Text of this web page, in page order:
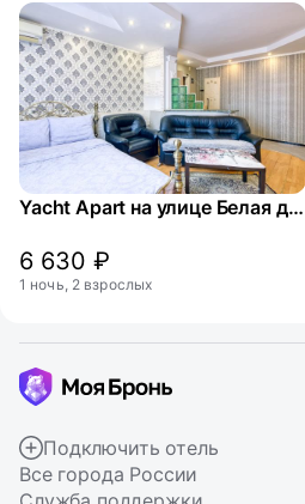
Yacht Apart на улице Белая дача 17
6 630 ₽
1 ночь, 2 взрослых
Подключить отель
Все города России